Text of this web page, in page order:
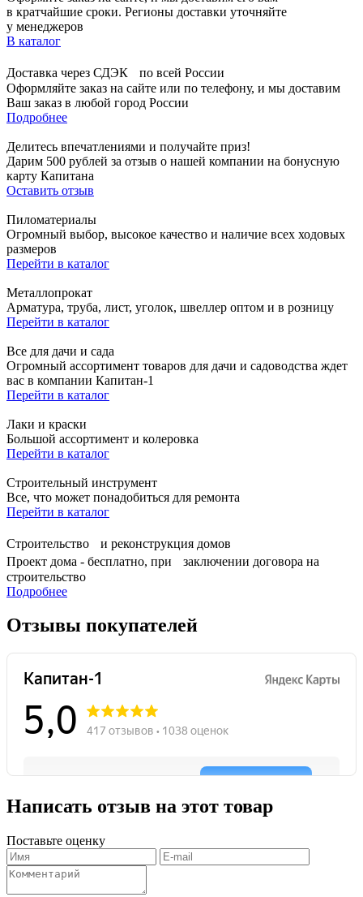
в кратчайшие сроки. Регионы доставки уточняйте
у менеджеров
В каталог
Доставка через СДЭК по всей России
Оформляйте заказ на сайте или по телефону, и мы доставим
Ваш заказ в любой город России
Подробнее
Делитесь впечатлениями и получайте приз!
Дарим 500 рублей за отзыв о нашей компании на бонусную
карту Капитана
Оставить отзыв
Пиломатериалы
Огромный выбор, высокое качество и наличие всех ходовых
размеров
Перейти в каталог
Металлопрокат
Арматура, труба, лист, уголок, швеллер оптом и в розницу
Перейти в каталог
Все для дачи и сада
Огромный ассортимент товаров для дачи и садоводства ждет
вас в компании Капитан-1
Перейти в каталог
Лаки и краски
Большой ассортимент и колеровка
Перейти в каталог
Строительный инструмент
Все, что может понадобиться для ремонта
Перейти в каталог
Строительство и реконструкция домов
Проект дома - бесплатно, при заключении договора на
строительство
Подробнее
Отзывы покупателей
Написать отзыв на этот товар
Поставьте оценку